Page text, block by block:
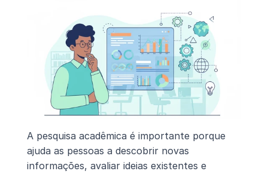
A pesquisa acadêmica é importante porque
ajuda as pessoas a descobrir novas
informações, avaliar ideias existentes e